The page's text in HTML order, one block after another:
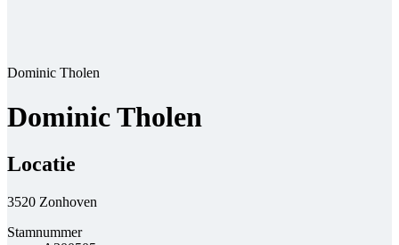
Dominic Tholen
Dominic Tholen
Locatie
3520 Zonhoven
Stamnummer